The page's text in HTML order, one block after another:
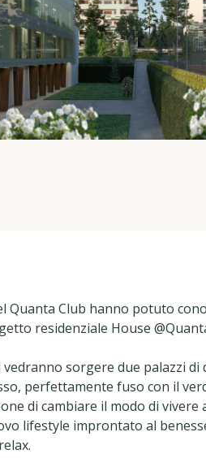
Quanta Club hanno potuto
residenziale House
sorgere due palazzi
perfettamente fuso con il
di cambiare il modo di vivere
lifestyle improntato al